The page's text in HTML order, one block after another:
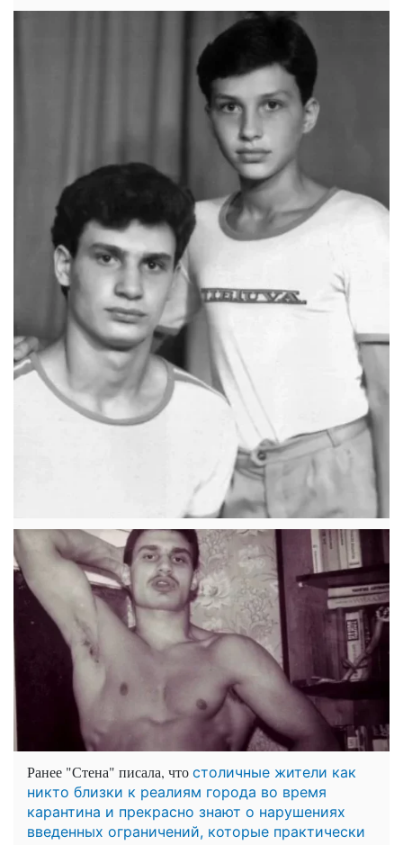
Ранее "Стена" писала, что столичные жители как
никто близки к реалиям города во время
карантина и прекрасно знают о нарушениях
введенных ограничений, которые практически